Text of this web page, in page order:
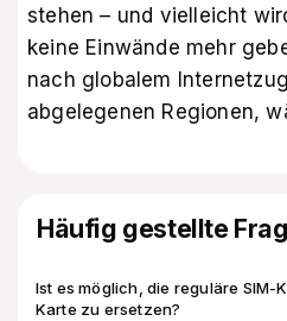
stehen – und vielleicht
keine Einwände mehr
nach globalem
abgelegenen Regionen,
Häufig gestellte
Ist es möglich, die reguläre SIM-
Karte zu ersetzen?